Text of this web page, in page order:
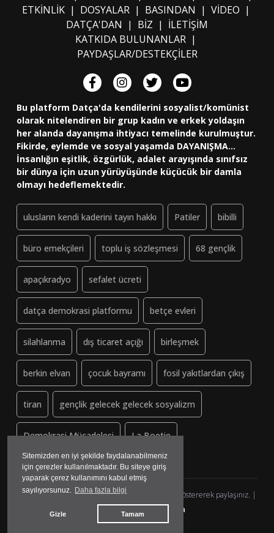
Sitemizden en iyi şekilde faydalanabilmeniz
için çerezler kullanılmaktadır. Bu siteye giriş
yaparak çerez kullanımını kabul etmiş
sayılıyorsunuz. Daha fazla bilgi
Gizle Tamam
ETKİNLİK| DOSYALAR| BASINDAN | VİDEO |
DATÇA'DAN | BİZ | İLETİŞİM
KATKIDA BULUNANLAR |
PAYDAŞLAR/DESTEKÇİLER
Bu platform Datça'da kendilerini sosyalist/komünist
olarak nitelendiren bir grup kadın ve erkek yoldaşın
her alanda dayanışma ihtiyacı temelinde kurulmuştur.
Fikirde, eylemde ve sosyal yaşamda DAYANIŞMA...
İnsanlığın eşitlik, özgürlük, adalet arayışında sınıfsız
bir dünya için uzun yürüyüşünde küçücük bir damla
olmayı hedeflemektedir.
ulusların kendi kaderini tayın hakkı Patiler bibilli
büro emekçileri toplu iş sözleşmesi 68 gençlik
apaçıkradyo sefalet ücreti
datça demokrasi platformu betçe evleri
silahlanma dış ticaret açığı birleşmek
berkin elvan çocuk bayramı fosil yakıtlardan çıkış
tiran gençlik gelecek gelecek sosyalizm
Demokrasi Mücadelesi La Boetie
Dayanisma-Datca.org (ↄ) Copyleft - Lütfen kaynak göstererek paylaşınız. |
yazılım&tasarım:
madmedya